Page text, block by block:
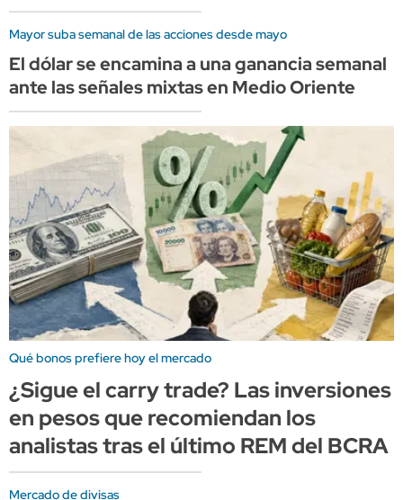
Mayor suba semanal de las acciones desde mayo
El dólar se encamina a una ganancia semanal
ante las señales mixtas en Medio Oriente
Qué bonos prefiere hoy el mercado
¿Sigue el carry trade? Las inversiones
en pesos que recomiendan los
analistas tras el último REM del BCRA
Mercado de divisas